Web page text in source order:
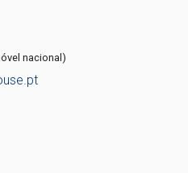
nacional)